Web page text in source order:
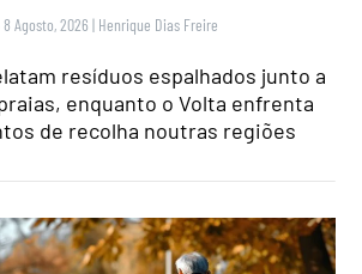
8 Agosto, 2026 | Henrique Dias Freire
resíduos espalhados junto a
enquanto o Volta enfrenta
de recolha noutras regiões